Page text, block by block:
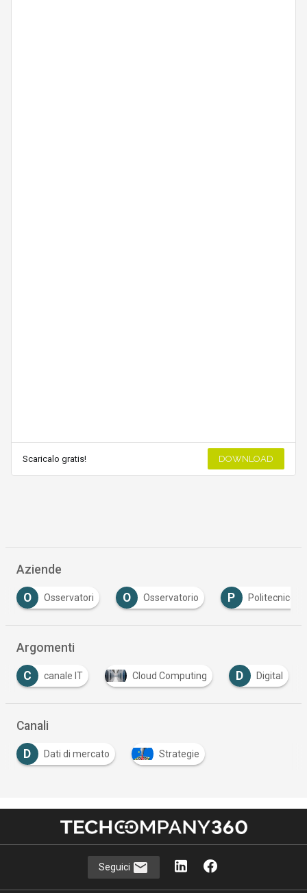
Scaricalo gratis! DOWNLOAD
Aziende
Osservatori O Osservatorio P Politecnico Di
Argomenti
canale IT Cloud Computing D Digital D
Canali
D Dati di mercato Strategie
Seguici